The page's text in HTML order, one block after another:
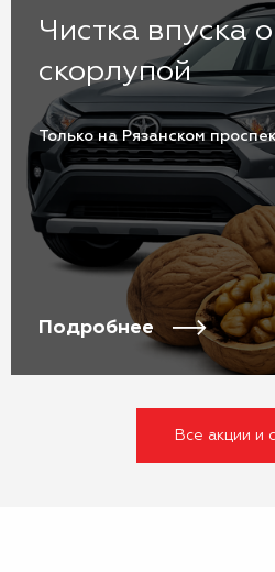
Чистка впуска
скорлупой
Только на Рязанском
Подробнее
Все акции и